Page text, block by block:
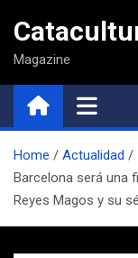
contenido
Magazine
Home
Actualidad
Barcelona será una
Reyes Magos y su